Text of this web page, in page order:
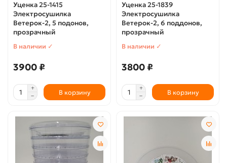
Уценка 25-1415
Электросушилка
Ветерок-2, 5 подонов,
прозрачный
В наличии ✓
3900 ₽
В корзину
Уценка 25-1839
Электросушилка
Ветерок-2, 6 поддонов,
прозрачный
В наличии ✓
3800 ₽
В корзину